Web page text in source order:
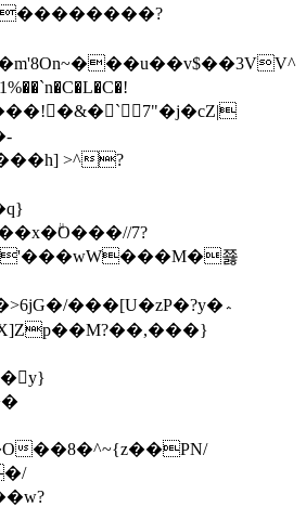
>^?
쬻
��8�^~{z��PN/